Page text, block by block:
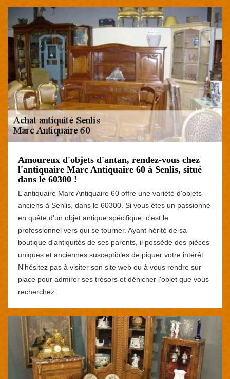
Amoureux d'objets d'antan, rendez-vous chez
l'antiquaire Marc Antiquaire 60 à Senlis, situé
dans le 60300 !
L'antiquaire Marc Antiquaire 60 offre une variété d'objets
anciens à Senlis, dans le 60300. Si vous êtes un passionné
en quête d'un objet antique spécifique, c'est le
professionnel vers qui se tourner. Ayant hérité de sa
boutique d'antiquités de ses parents, il possède des pièces
uniques et anciennes susceptibles de piquer votre intérêt.
N'hésitez pas à visiter son site web ou à vous rendre sur
place pour admirer ses trésors et dénicher l'objet que vous
recherchez.